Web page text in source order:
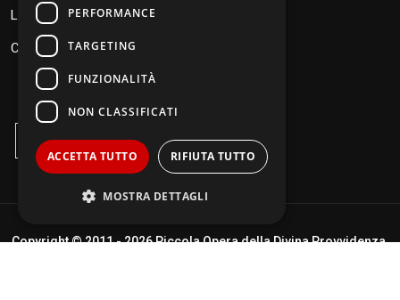
Link
Contatti
Copyright © 2011 -2026 Piccola Opera della Divina Provvidenza.
PERFORMANCE
TARGETING
FUNZIONALITÀ
NON CLASSIFICATI
ACCETTA TUTTO RIFIUTA TUTTO
MOSTRA DETTAGLI